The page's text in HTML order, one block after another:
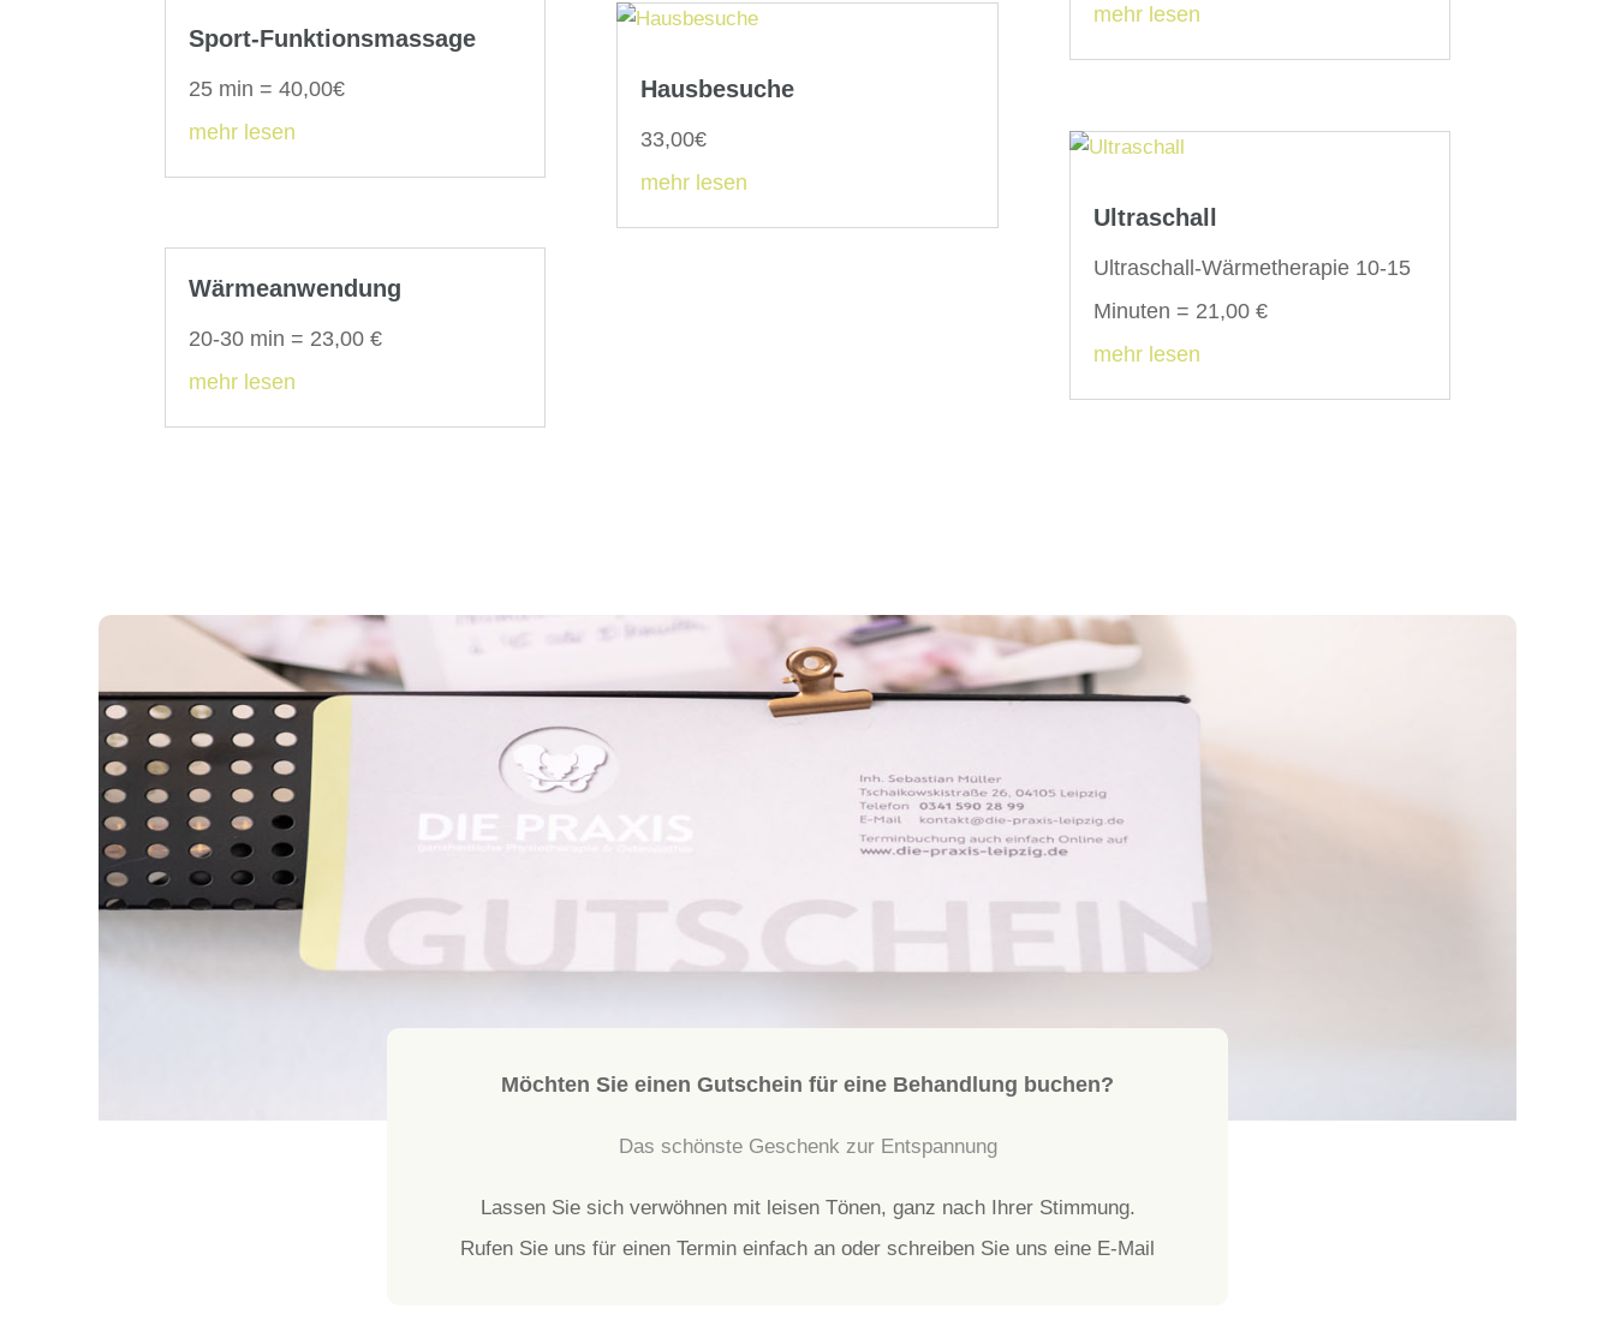
Sport-Funktionsmassage
25 min = 40,00€
mehr lesen
Wärmeanwendung
20-30 min = 23,00 €
mehr lesen
Hausbesuche
33,00€
mehr lesen
mehr lesen
Ultraschall
Ultraschall-Wärmetherapie 10-15
Minuten = 21,00 €
mehr lesen
Möchten Sie einen Gutschein für eine Behandlung buchen?
Das schönste Geschenk zur Entspannung
Lassen Sie sich verwöhnen mit leisen Tönen, ganz nach Ihrer Stimmung.
Rufen Sie uns für einen Termin einfach an oder schreiben Sie uns eine E-Mail